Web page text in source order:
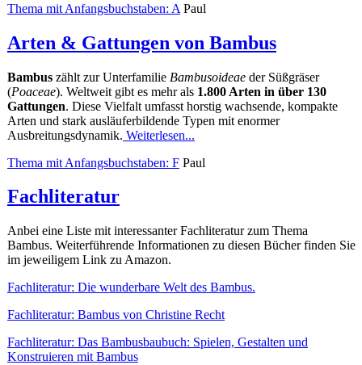
Thema mit Anfangsbuchstaben: A Paul
Arten & Gattungen von Bambus
Bambus zählt zur Unterfamilie Bambusoideae der Süßgräser
(Poaceae). Weltweit gibt es mehr als 1.800 Arten in über 130
Gattungen. Diese Vielfalt umfasst horstig wachsende, kompakte
Arten und stark ausläuferbildende Typen mit enormer
Ausbreitungsdynamik. Weiterlesen...
Thema mit Anfangsbuchstaben: F Paul
Fachliteratur
Anbei eine Liste mit interessanter Fachliteratur zum Thema
Bambus. Weiterführende Informationen zu diesen Bücher finden Sie
im jeweiligem Link zu Amazon.
Fachliteratur: Die wunderbare Welt des Bambus.
Fachliteratur: Bambus von Christine Recht
Fachliteratur: Das Bambusbaubuch: Spielen, Gestalten und
Konstruieren mit Bambus